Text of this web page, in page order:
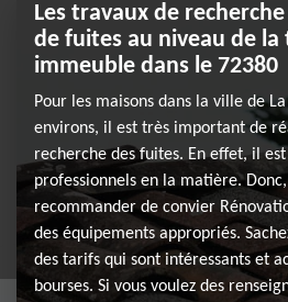
Les travaux de
de fuites au niveau de
immeuble dans le 72380
Pour les maisons dans la ville de
environs, il est très important de
recherche des fuites. En effet, il
professionnels en la matière.
recommander de convier
des équipements appropriés.
des tarifs qui sont intéressants et
bourses. Si vous voulez des